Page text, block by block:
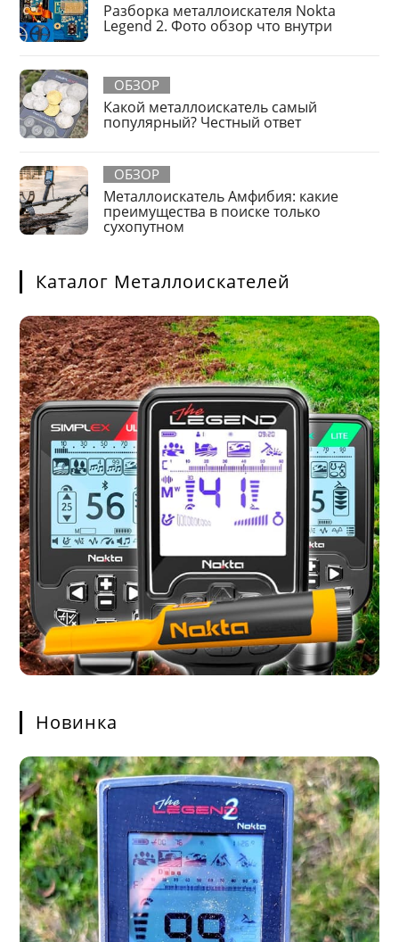
Разборка металлоискателя Nokta
Legend 2. Фото обзор что внутри
ОБЗОР
Какой металлоискатель самый
популярный? Честный ответ
ОБЗОР
Металлоискатель Амфибия: какие
преимущества в поиске только
сухопутном
Каталог Металлоискателей
Новинка